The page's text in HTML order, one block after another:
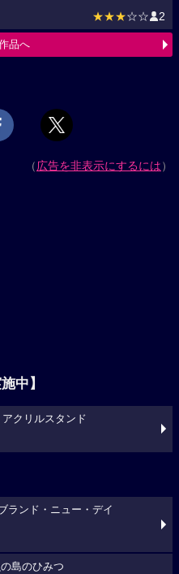
★★★☆☆ 2
品へ
（広告を非表示にするには）
中】
アクリルスタンド
ランド・ニュー・デイ
島のひみつ